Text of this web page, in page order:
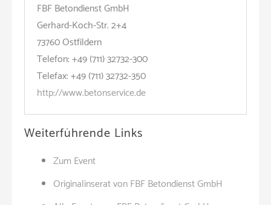
FBF Betondienst GmbH
Gerhard-Koch-Str. 2+4
73760 Ostfildern
Telefon: +49 (711) 32732-300
Telefax: +49 (711) 32732-350
http://www.betonservice.de
Weiterführende Links
Zum Event
Originalinserat von FBF Betondienst GmbH